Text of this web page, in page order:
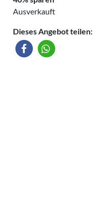
Ausverkauft
Dieses Angebot teilen: